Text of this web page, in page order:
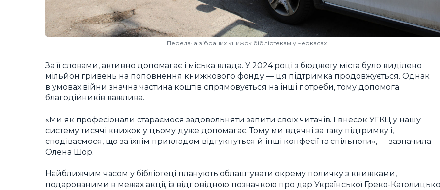
Передача зібраних книжок бібліотекам у Черкасах
За її словами, активно допомагає і міська влада. У 2024 році з бюджету міста було виділено
мільйон гривень на поповнення книжкового фонду — ця підтримка продовжується. Однак
в умовах війни значна частина коштів спрямовується на інші потреби, тому допомога
благодійників важлива.
«Ми як професіонали стараємося задовольняти запити своїх читачів. І внесок УГКЦ у нашу
систему тисячі книжок у цьому дуже допомагає. Тому ми вдячні за таку підтримку і,
сподіваємося, що за їхнім прикладом відгукнуться й інші конфесії та спільноти», — зазначила
Олена Шор.
Найближчим часом у бібліотеці планують облаштувати окрему поличку з книжками,
подарованими в межах акції, із відповідною позначкою про дар Української Греко-